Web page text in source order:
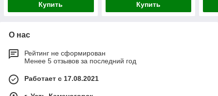
Купить Купить
О нас
Рейтинг не сформирован
Менее 5 отзывов за последний год
Работает с 17.08.2021